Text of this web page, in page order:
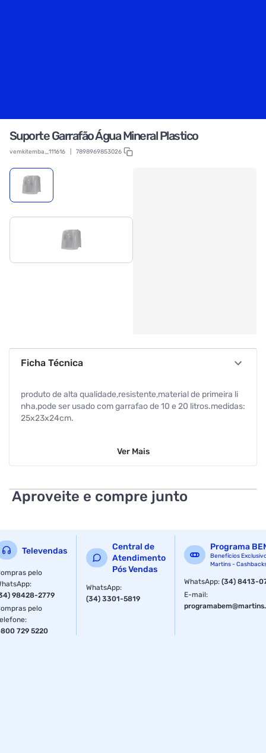
Suporte Garrafão Água Mineral Plastico
vemkitemba_111616 7898969853026
Ficha Técnica
produto de alta qualidade,resistente,material de primeira li
nha,pode ser usado com garrafao de 10 e 20 litros.medidas:
25x23x24cm.
Ver Mais
Aproveite e compre junto
Televendas
pelo
:
98428-2779
pelo
:
729 5220
Central de
Atendimento
Pós Vendas
WhatsApp:
(34) 3301-5819
Programa
Benefícios
Martins -
WhatsApp:(34) 8413-
E-mail: